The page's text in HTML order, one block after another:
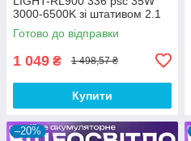
3000-6500K зі штативом 2.1
м. Студійне світло.
Готово до відправки
1 049 ₴ 1 498,57 ₴
Купити
–20%